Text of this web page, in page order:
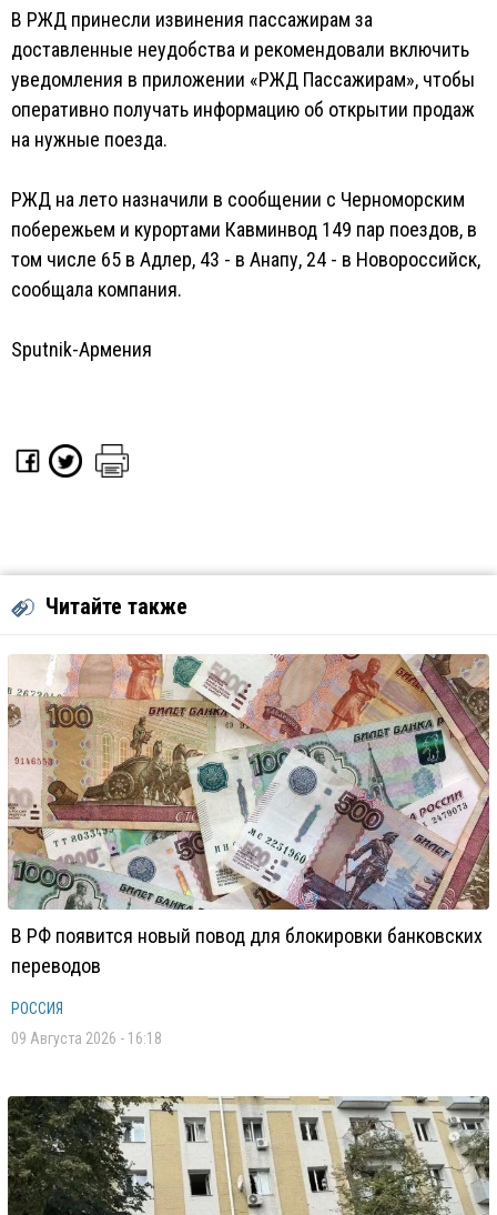
В РЖД принесли извинения пассажирам за
доставленные неудобства и рекомендовали включить
уведомления в приложении «РЖД Пассажирам», чтобы
оперативно получать информацию об открытии продаж
на нужные поезда.
РЖД на лето назначили в сообщении с Черноморским
побережьем и курортами Кавминвод 149 пар поездов, в
том числе 65 в Адлер, 43 - в Анапу, 24 - в Новороссийск,
сообщала компания.
Sputnik-Армения
Читайте также
В РФ появится новый повод для блокировки банковских
переводов
РОССИЯ
09 Августа 2026 - 16:18